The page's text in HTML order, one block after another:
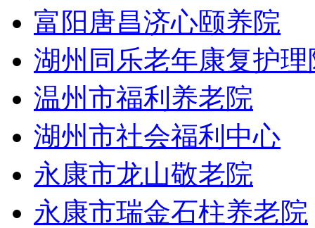
富阳唐昌济心颐养院
湖州同乐老年康复护
温州市福利养老院
湖州市社会福利中心
永康市龙山敬老院
永康市瑞金石柱养老院